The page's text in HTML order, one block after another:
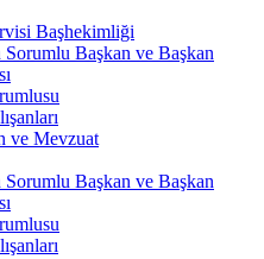
Başhekimliği
Başkan ve Başkan
ve Mevzuat
Başkan ve Başkan